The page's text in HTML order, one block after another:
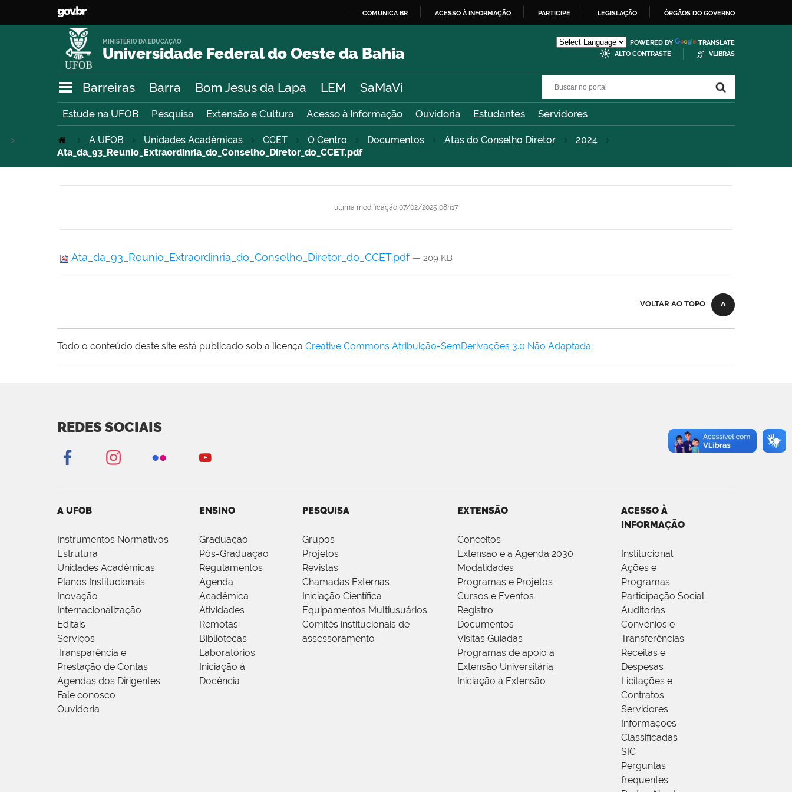
O
COMUNICA BR ACESSO À INFORMAÇÃO PARTICIPE LEGISLAÇÃO ÓRGÃOS DO GOVERNO
Universidade Federal do Oeste da Bahia
MINISTÉRIO DA EDUCAÇÃO POWERED BY
TRANSLATE
ALTO CONTRASTE
VLIBRAS
Barreiras Barra Bom Jesus da Lapa LEM SaMaVi
Estude na UFOB Pesquisa Extensão e Cultura Acesso à Informação Ouvidoria Estudantes Servidores
A UFOB Unidades Acadêmicas CCET O Centro Documentos Atas do Conselho Diretor 2024
>
Ata_da_93_Reunio_Extraordinria_do_Conselho_Diretor_do_CCET.pdf
última modificação 07/02/2025 08h17
Ata_da_93_Reunio_Extraordinria_do_Conselho_Diretor_do_CCET.pdf — 209 KB
VOLTAR AO TOPO
Todo o conteúdo deste site está publicado sob a licença Creative Commons Atribuição-SemDerivações 3.0 Não Adaptada.
REDES SOCIAIS
A UFOB
Instrumentos Normativos
Estrutura
Unidades Acadêmicas
Planos Institucionais
Inovação
Internacionalização
Editais
Serviços
Transparência e
Prestação de Contas
Agendas dos Dirigentes
Fale conosco
Ouvidoria
ENSINO
Graduação
Pós-Graduação
Regulamentos
Agenda
Acadêmica
Atividades
Remotas
Bibliotecas
Laboratórios
Iniciação à
Docência
PESQUISA
Grupos
Projetos
Revistas
Chamadas Externas
Iniciação Científica
Equipamentos Multiusuários
Comitês institucionais de
assessoramento
EXTENSÃO
Conceitos
Extensão e a Agenda 2030
Modalidades
Programas e Projetos
Cursos e Eventos
Registro
Documentos
Visitas Guiadas
Programas de apoio à
Extensão Universitária
Iniciação à Extensão
ACESSO À
INFORMAÇÃO
Institucional
Ações e
Programas
Participação Social
Auditorias
Convênios e
Transferências
Receitas e
Despesas
Licitações e
Contratos
Servidores
Informações
Classificadas
SIC
Perguntas
frequentes